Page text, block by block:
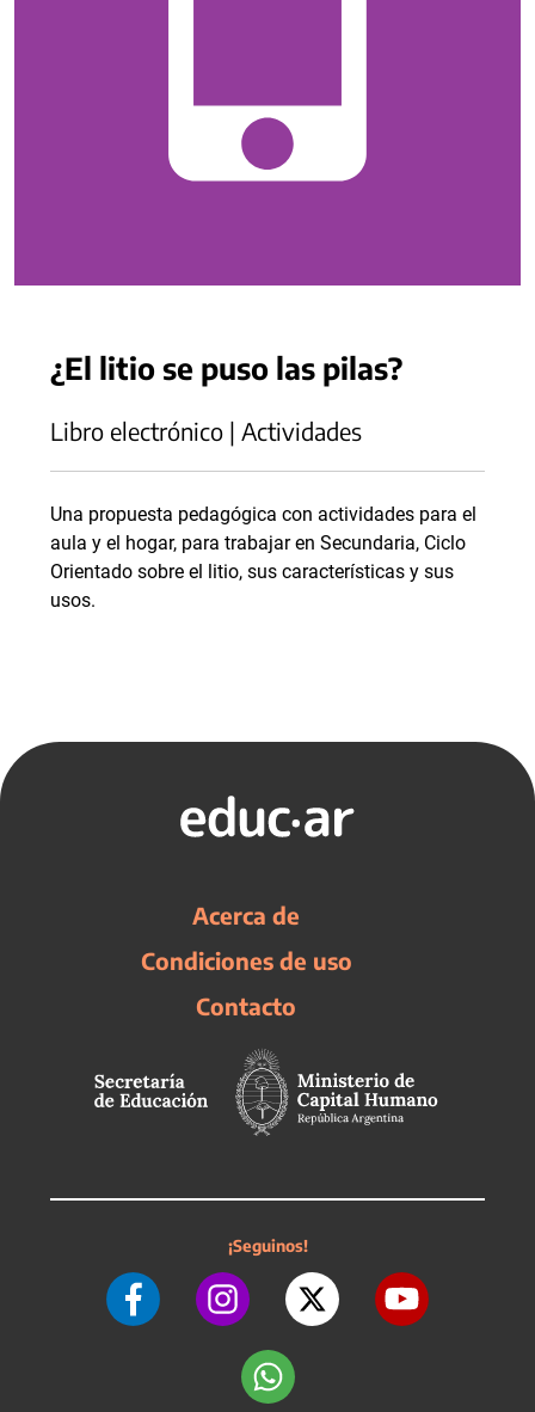
¿El litio se puso las pilas?
Libro electrónico | Actividades
Una propuesta pedagógica con actividades para el
aula y el hogar, para trabajar en Secundaria, Ciclo
Orientado sobre el litio, sus características y sus
usos.
Acerca de
Condiciones de uso
Contacto
¡Seguinos!